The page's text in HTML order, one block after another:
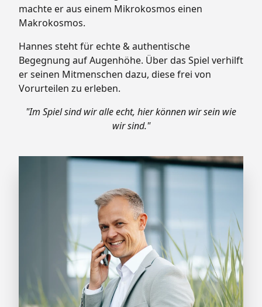
machte er aus einem Mikrokosmos einen
Makrokosmos.
Hannes steht für echte & authentische
Begegnung auf Augenhöhe. Über das Spiel verhilft
er seinen Mitmenschen dazu, diese frei von
Vorurteilen zu erleben.
"Im Spiel sind wir alle echt, hier können wir sein wie
wir sind."